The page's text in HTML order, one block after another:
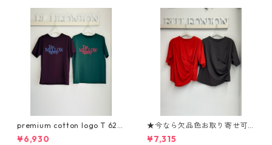
premium cotton logo T 625
937 passione
¥6,930
★今なら欠品色お取り寄せ可
能★大人気★ねじり風コンパ
¥7,315